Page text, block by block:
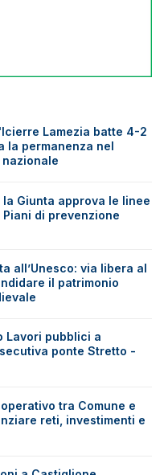
Lamezia batte 4-2
la permanenza nel
nazionale
la Giunta approva le linee
di prevenzione
all’Unesco: via libera al
il patrimonio
Lavori pubblici a
ponte Stretto -
tra Comune e
reti, investimenti e